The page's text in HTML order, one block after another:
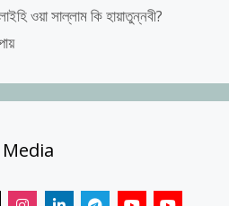
ওয়া সাল্লাম কি হায়াতুন্নবী?